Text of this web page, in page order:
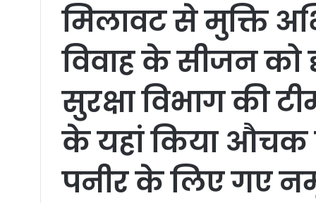
मिलावट से मुक्ति
विवाह के सीजन को
सुरक्षा विभाग की
के यहां किया औचक
पनीर के लिए गए